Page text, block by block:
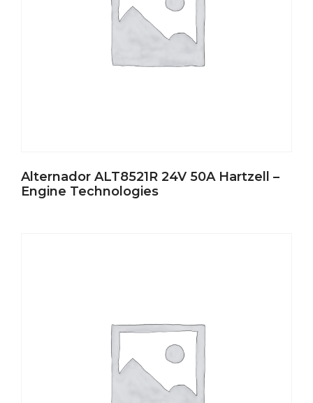
Alternador ALT8521R 24V 50A Hartzell –
Engine Technologies